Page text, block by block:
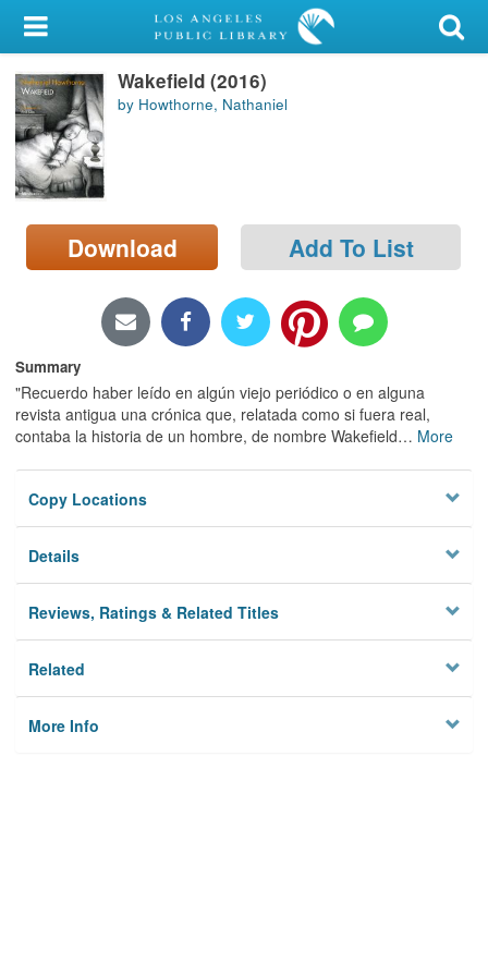
My Account
Library Card
Sign In
Search
Locations/Hours (external
page)
Wakefield (2016)
by Howthorne, Nathaniel
Download Add To List
Summary
"Recuerdo haber leído en algún viejo periódico o en alguna
revista antigua una crónica que, relatada como si fuera real,
contaba la historia de un hombre, de nombre Wakefield… More
Copy Locations
Details
Reviews, Ratings & Related Titles
Related
More Info